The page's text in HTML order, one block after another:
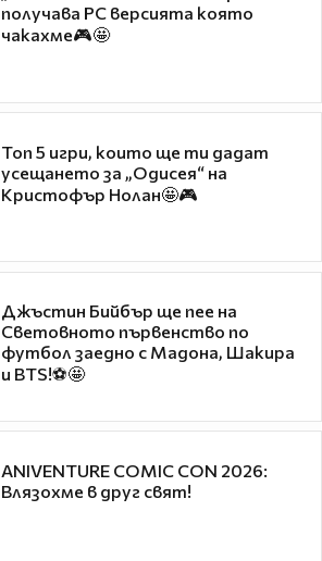
получава PC версията която
чакахме🎮🤩
Топ 5 игри, които ще ти дадат
усещането за „Одисея“ на
Кристофър Нолан🤩🎮
Джъстин Бийбър ще пее на
Световното първенство по
футбол заедно с Мадона, Шакира
и BTS!⚽🤩
ANIVENTURE COMIC CON 2026:
Влязохме в друг свят!